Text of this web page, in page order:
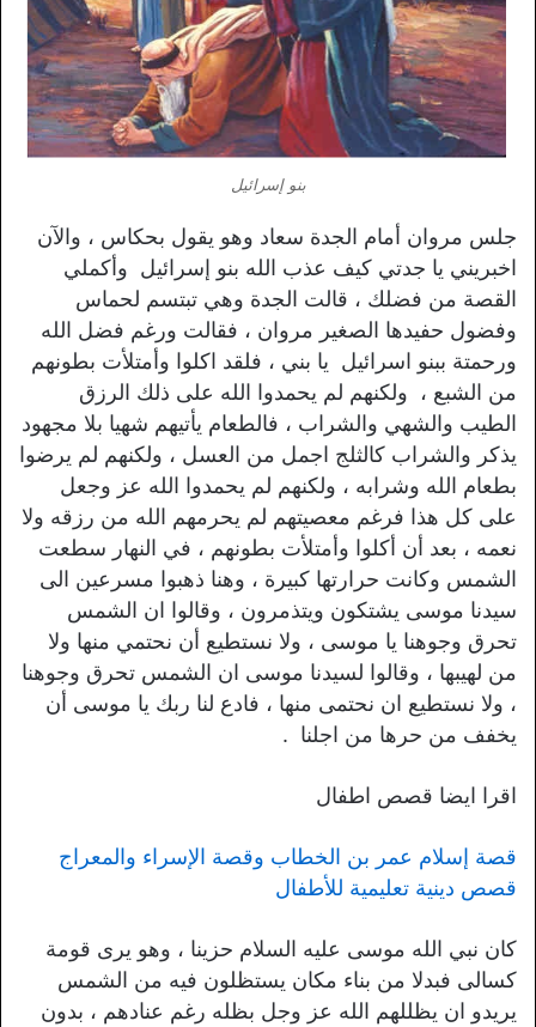
بنو إسرائيل
جلس مروان أمام الجدة سعاد وهو يقول بحكاس ، والآن
اخبريني يا جدتي كيف عذب الله بنو إسرائيل وأكملي
القصة من فضلك ، قالت الجدة وهي تبتسم لحماس
وفضول حفيدها الصغير مروان ، فقالت ورغم فضل الله
ورحمتة ببنو اسرائيل يا بني ، فلقد اكلوا وأمتلأت بطونهم
من الشبع ، ولكنهم لم يحمدوا الله على ذلك الرزق
الطيب والشهي والشراب ، فالطعام يأتيهم شهيا بلا مجهود
يذكر والشراب كالثلج اجمل من العسل ، ولكنهم لم يرضوا
بطعام الله وشرابه ، ولكنهم لم يحمدوا الله عز وجعل
على كل هذا فرغم معصيتهم لم يحرمهم الله من رزقه ولا
نعمه ، بعد أن أكلوا وأمتلأت بطونهم ، في النهار سطعت
الشمس وكانت حرارتها كبيرة ، وهنا ذهبوا مسرعين الى
سيدنا موسى يشتكون ويتذمرون ، وقالوا ان الشمس
تحرق وجوهنا يا موسى ، ولا نستطيع أن نحتمي منها ولا
من لهيبها ، وقالوا لسيدنا موسى ان الشمس تحرق وجوهنا
، ولا نستطيع ان نحتمى منها ، فادع لنا ربك يا موسى أن
يخفف من حرها من اجلنا .
اقرا ايضا قصص اطفال
قصة إسلام عمر بن الخطاب وقصة الإسراء والمعراج
قصص دينية تعليمية للأطفال
كان نبي الله موسى عليه السلام حزينا ، وهو يرى قومة
كسالى فبدلا من بناء مكان يستظلون فيه من الشمس
يريدو ان يظللهم الله عز وجل بظله رغم عنادهم ، بدون